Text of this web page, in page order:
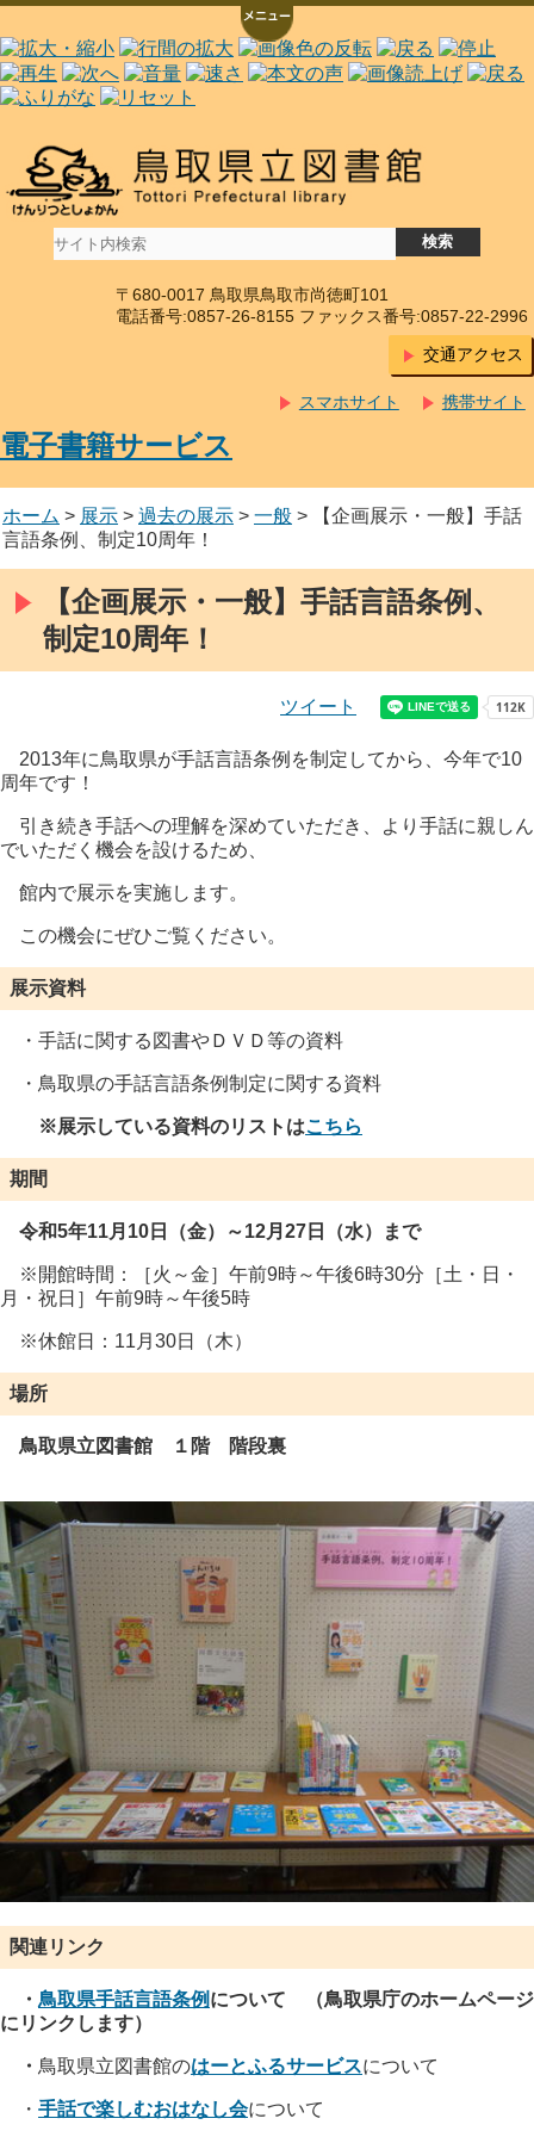
〒680-0017 鳥取県鳥取市尚徳町101
電話番号:0857-26-8155 ファックス番号:0857-22-2996
交通アクセス
携帯サイト
スマホサイト
電子書籍サービス
ホーム > 展示 > 過去の展示 > 一般 > 【企画展示・一般】手話
言語条例、制定10周年！
【企画展示・一般】手話言語条例、
制定10周年！
ツイート
2013年に鳥取県が手話言語条例を制定してから、今年で10
周年です！
引き続き手話への理解を深めていただき、より手話に親しん
でいただく機会を設けるため、
館内で展示を実施します。
この機会にぜひご覧ください。
展示資料
・手話に関する図書やＤＶＤ等の資料
・鳥取県の手話言語条例制定に関する資料
※展示している資料のリストはこちら
期間
令和5年11月10日（金）～12月27日（水）まで
※開館時間：［火～金］午前9時～午後6時30分［土・日・
月・祝日］午前9時～午後5時
※休館日：11月30日（木）
場所
鳥取県立図書館 １階 階段裏
関連リンク
・ 鳥取県手話言語条例 について （鳥取県庁のホームページ
にリンクします）
・ 鳥取県立図書館のはーとふるサービスについて
・ 手話で楽しむおはなし会について